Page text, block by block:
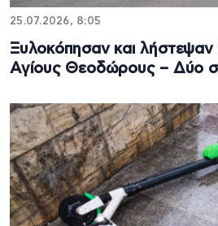
25.07.2026, 8:05
Ξυλοκόπησαν και λήστεψαν
Αγίους Θεοδώρους – Δύο